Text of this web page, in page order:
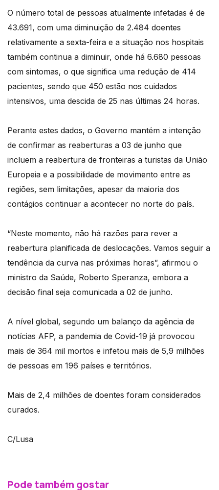
O número total de pessoas atualmente infetadas é de
43.691, com uma diminuição de 2.484 doentes
relativamente a sexta-feira e a situação nos hospitais
também continua a diminuir, onde há 6.680 pessoas
com sintomas, o que significa uma redução de 414
pacientes, sendo que 450 estão nos cuidados
intensivos, uma descida de 25 nas últimas 24 horas.
Perante estes dados, o Governo mantém a intenção
de confirmar as reaberturas a 03 de junho que
incluem a reabertura de fronteiras a turistas da União
Europeia e a possibilidade de movimento entre as
regiões, sem limitações, apesar da maioria dos
contágios continuar a acontecer no norte do país.
“Neste momento, não há razões para rever a
reabertura planificada de deslocações. Vamos seguir a
tendência da curva nas próximas horas”, afirmou o
ministro da Saúde, Roberto Speranza, embora a
decisão final seja comunicada a 02 de junho.
A nível global, segundo um balanço da agência de
notícias AFP, a pandemia de Covid-19 já provocou
mais de 364 mil mortos e infetou mais de 5,9 milhões
de pessoas em 196 países e territórios.
Mais de 2,4 milhões de doentes foram considerados
curados.
C/Lusa
Pode também gostar